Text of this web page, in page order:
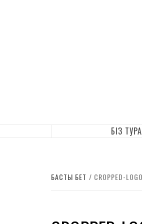
БІЗ
БАСТЫ БЕТ CROPPED-